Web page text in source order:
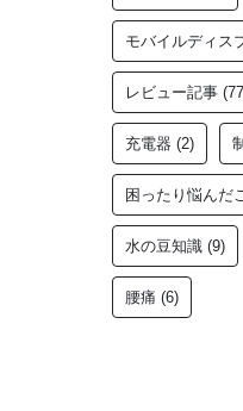
モバイルディス
レビュー記事
充電器 (2)
困ったり悩んだ
水の豆知識 (9)
腰痛 (6)